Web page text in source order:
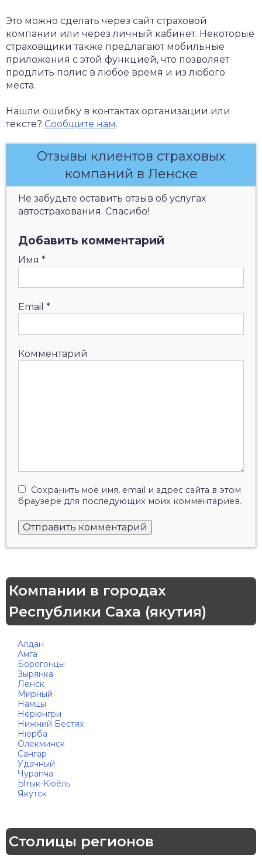
Это можно сделать через сайт страховой
компании или через личный кабинет. Некоторые
страховщики также предлагают мобильные
приложения с этой функцией, что позволяет
продлить полис в любое время и из любого
места.
Нашли ошибку в контактах организации или
тексте? Сообщите нам.
Отзывы клиентов страховых
компаний в Ленске
Не забудьте оставить отзыв об услугах
автострахования. Спасибо!
Добавить комментарий
Имя *
Email *
Комментарий
Сохранить моё имя, email и адрес сайта в этом
браузере для последующих моих комментариев.
Компании в городах
Республики Саха (якутия)
Алдан
Амга
Борогонцы
Зырянка
Ленск
Мирный
Намцы
Нерюнгри
Нижний Бестях
Нюрба
Олекминск
Сангар
Удачный
Чурапча
Ытык-Кюёль
Якутск
Столицы регионов